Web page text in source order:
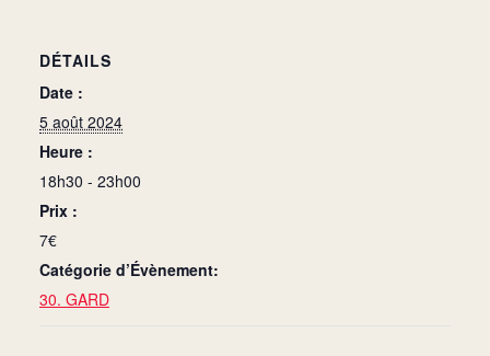
DÉTAILS
Date :
5 août 2024
Heure :
18h30 - 23h00
Prix :
7€
Catégorie d’Évènement:
30. GARD